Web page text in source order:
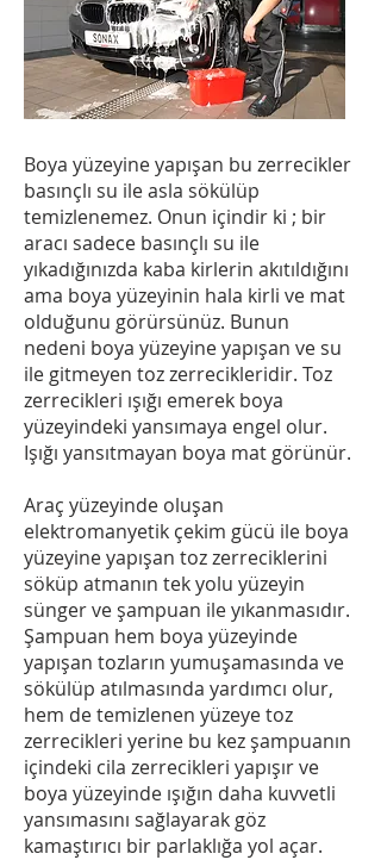
Boya yüzeyine yapışan bu zerrecikler
basınçlı su ile asla sökülüp
temizlenemez. Onun içindir ki ; bir
aracı sadece basınçlı su ile
yıkadığınızda kaba kirlerin akıtıldığını
ama boya yüzeyinin hala kirli ve mat
olduğunu görürsünüz. Bunun
nedeni boya yüzeyine yapışan ve su
ile gitmeyen toz zerrecikleridir. Toz
zerrecikleri ışığı emerek boya
yüzeyindeki yansımaya engel olur.
Işığı yansıtmayan boya mat görünür.
Araç yüzeyinde oluşan
elektromanyetik çekim gücü ile boya
yüzeyine yapışan toz zerreciklerini
söküp atmanın tek yolu yüzeyin
sünger ve şampuan ile yıkanmasıdır.
Şampuan hem boya yüzeyinde
yapışan tozların yumuşamasında ve
sökülüp atılmasında yardımcı olur,
hem de temizlenen yüzeye toz
zerrecikleri yerine bu kez şampuanın
içindeki cila zerrecikleri yapışır ve
boya yüzeyinde ışığın daha kuvvetli
yansımasını sağlayarak göz
kamaştırıcı bir parlaklığa yol açar.